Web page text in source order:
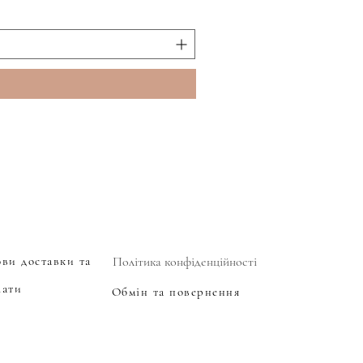
доставки та
Політика конфіденційності
Обмін та повернення